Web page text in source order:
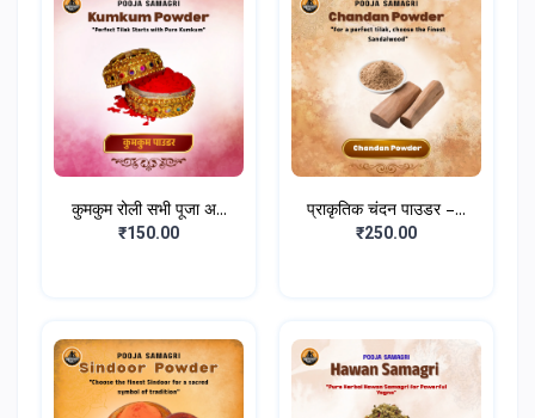
कुमकुम रोली सभी पूजा अ...
₹150.00
प्राकृतिक चंदन पाउडर –...
₹250.00